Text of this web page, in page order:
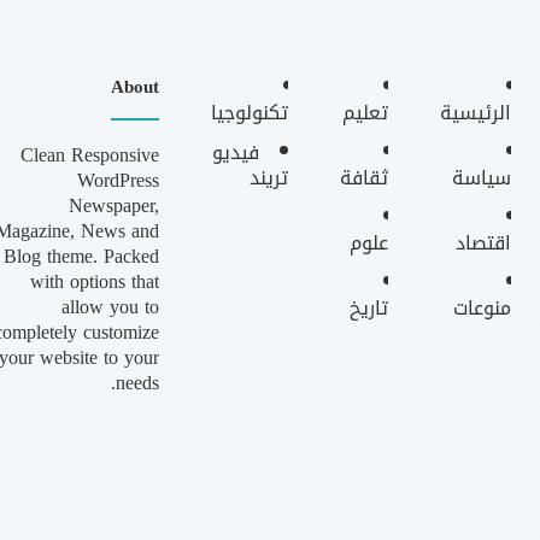
الرئيسية
سياسة
اقتصاد
منوعات
تعليم
ثقافة
علوم
تاريخ
تكنولوجيا
فيديو
تريند
About
Clean Responsive
WordPress
Newspaper,
News and
Blog theme. Packed
with options that
allow you to
customize
your website to your
needs.